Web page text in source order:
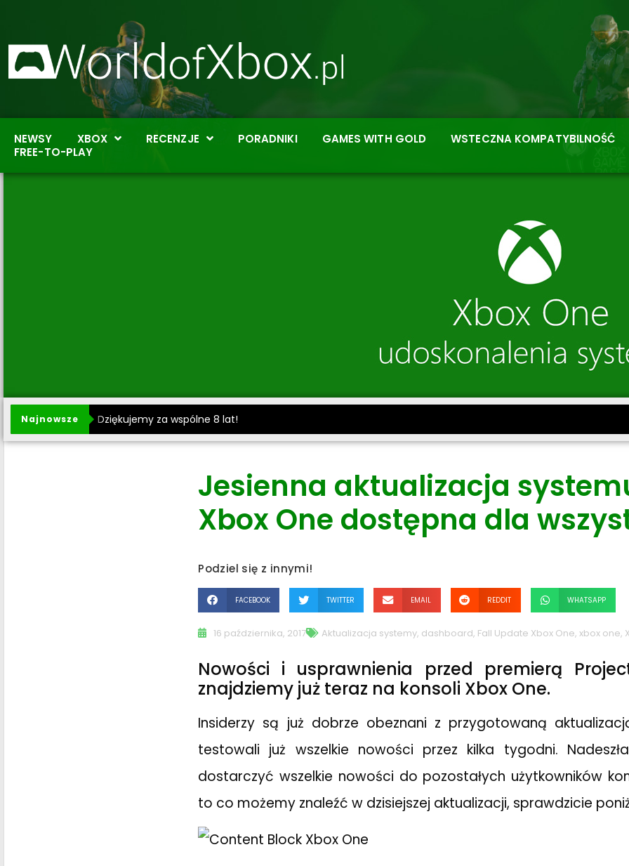
NEWSY XBOX RECENZJE PORADNIKI GAMES WITH GOLD WSTECZNA KOMPATYBILNOŚĆ
FREE-TO-PLAY
Najnowsze Dziękujemy za wspólne 8 lat!
Jesienna aktualizacja
Xbox One dostępna dla
Podziel się z innymi!
FACEBOOK TWITTER EMAIL REDDIT WHATSAPP
16 października, 2017 Aktualizacja systemy, dashboard, Fall Update Xbox One,xbox one,
Nowości i usprawnienia przed premierą
znajdziemy już teraz na konsoli Xbox One.
Insiderzy są już dobrze obeznani z przygotowaną
testowali już wszelkie nowości przez kilka tygodni.
dostarczyć wszelkie nowości do pozostałych użytkowników
to co możemy znaleźć w dzisiejszej aktualizacji, sprawdzicie